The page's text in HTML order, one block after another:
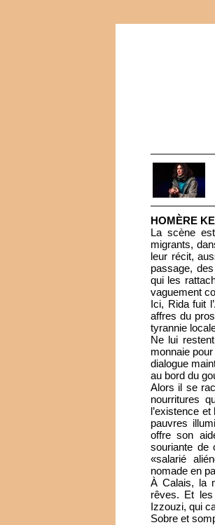
HOMÈRE
La scène
migrants,
leur récit,
passage,
qui les
vaguement
Ici, Rida fuit
affres du
tyrannie
Ne lui
monnaie
dialogue
au bord du
Alors il se
nourritures
l’existence
pauvres
offre son
souriante de
«salarié
nomade en
À Calais, la
rêves. Et
Izzouzi, qui
Sobre et